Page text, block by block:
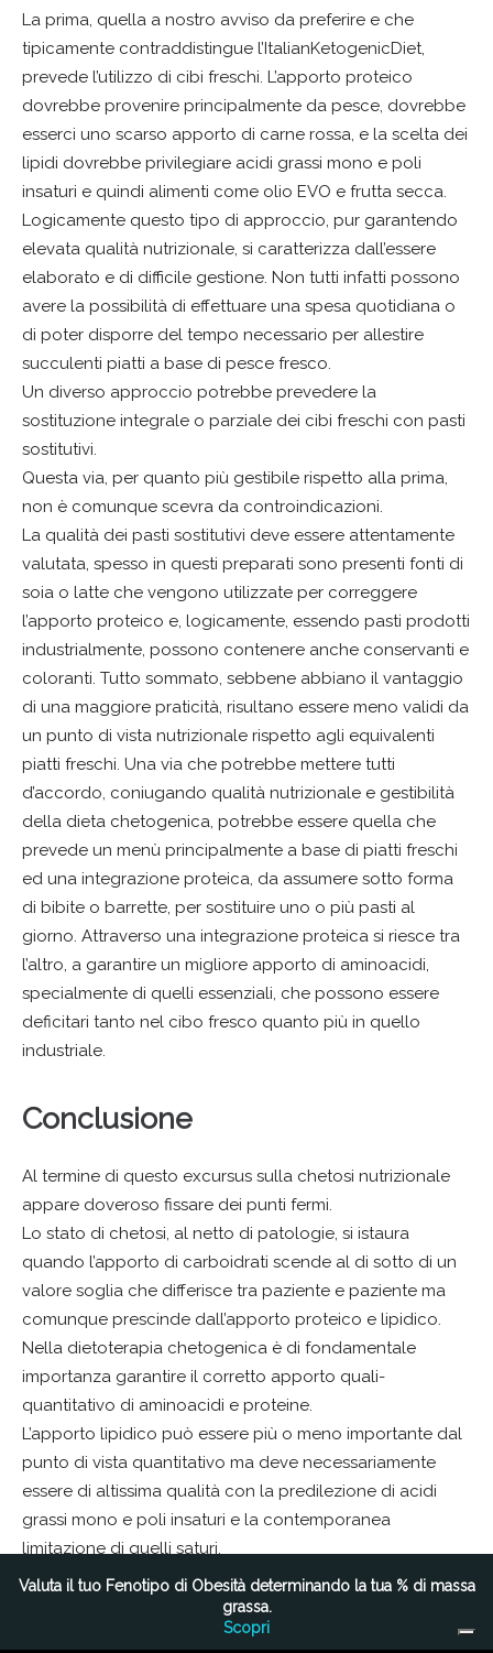
La prima, quella a nostro avviso da preferire e che
tipicamente contraddistingue l’ItalianKetogenicDiet,
prevede l’utilizzo di cibi freschi. L’apporto proteico
dovrebbe provenire principalmente da pesce, dovrebbe
esserci uno scarso apporto di carne rossa, e la scelta dei
lipidi dovrebbe privilegiare acidi grassi mono e poli
insaturi e quindi alimenti come olio EVO e frutta secca.
Logicamente questo tipo di approccio, pur garantendo
elevata qualità nutrizionale, si caratterizza dall’essere
elaborato e di difficile gestione. Non tutti infatti possono
avere la possibilità di effettuare una spesa quotidiana o
di poter disporre del tempo necessario per allestire
succulenti piatti a base di pesce fresco.
Un diverso approccio potrebbe prevedere la
sostituzione integrale o parziale dei cibi freschi con pasti
sostitutivi.
Questa via, per quanto più gestibile rispetto alla prima,
non è comunque scevra da controindicazioni.
La qualità dei pasti sostitutivi deve essere attentamente
valutata, spesso in questi preparati sono presenti fonti di
soia o latte che vengono utilizzate per correggere
l’apporto proteico e, logicamente, essendo pasti prodotti
industrialmente, possono contenere anche conservanti e
coloranti. Tutto sommato, sebbene abbiano il vantaggio
di una maggiore praticità, risultano essere meno validi da
un punto di vista nutrizionale rispetto agli equivalenti
piatti freschi. Una via che potrebbe mettere tutti
d’accordo, coniugando qualità nutrizionale e gestibilità
della dieta chetogenica, potrebbe essere quella che
prevede un menù principalmente a base di piatti freschi
ed una integrazione proteica, da assumere sotto forma
di bibite o barrette, per sostituire uno o più pasti al
giorno. Attraverso una integrazione proteica si riesce tra
l’altro, a garantire un migliore apporto di aminoacidi,
specialmente di quelli essenziali, che possono essere
deficitari tanto nel cibo fresco quanto più in quello
industriale.
Conclusione
Al termine di questo excursus sulla chetosi nutrizionale
appare doveroso fissare dei punti fermi.
Lo stato di chetosi, al netto di patologie, si istaura
quando l’apporto di carboidrati scende al di sotto di un
valore soglia che differisce tra paziente e paziente ma
comunque prescinde dall’apporto proteico e lipidico.
Nella dietoterapia chetogenica è di fondamentale
importanza garantire il corretto apporto quali-
quantitativo di aminoacidi e proteine.
L’apporto lipidico può essere più o meno importante dal
punto di vista quantitativo ma deve necessariamente
essere di altissima qualità con la predilezione di acidi
grassi mono e poli insaturi e la contemporanea
limitazione di quelli saturi.
L’apporto di fibra deve essere garantito almeno in una
quantità approssimativamente stimata di 20/30g al
Valuta il tuo Fenotipo di Obesità determinando la tua % di massa
grassa.
Scopri